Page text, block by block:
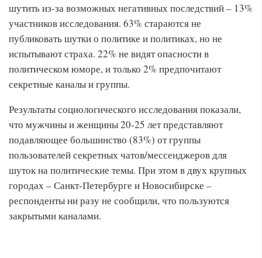
шутить из-за возможных негативных последствий – 13%
участников исследования. 63% стараются не
публиковать шутки о политике и политиках, но не
испытывают страха. 22% не видят опасности в
политическом юморе, и только 2% предпочитают
секретные каналы и группы.
Результаты социологического исследования показали,
что мужчины и женщины 20-25 лет представляют
подавляющее большинство (83%) от группы
пользователей секретных чатов/мессенджеров для
шуток на политические темы. При этом в двух крупных
городах – Санкт-Петербурге и Новосибирске –
респонденты ни разу не сообщили, что пользуются
закрытыми каналами.